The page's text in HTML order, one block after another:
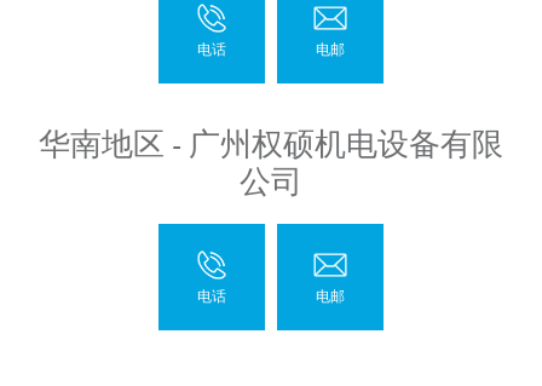
华南地区 - 广州权硕机电设备有限
公司